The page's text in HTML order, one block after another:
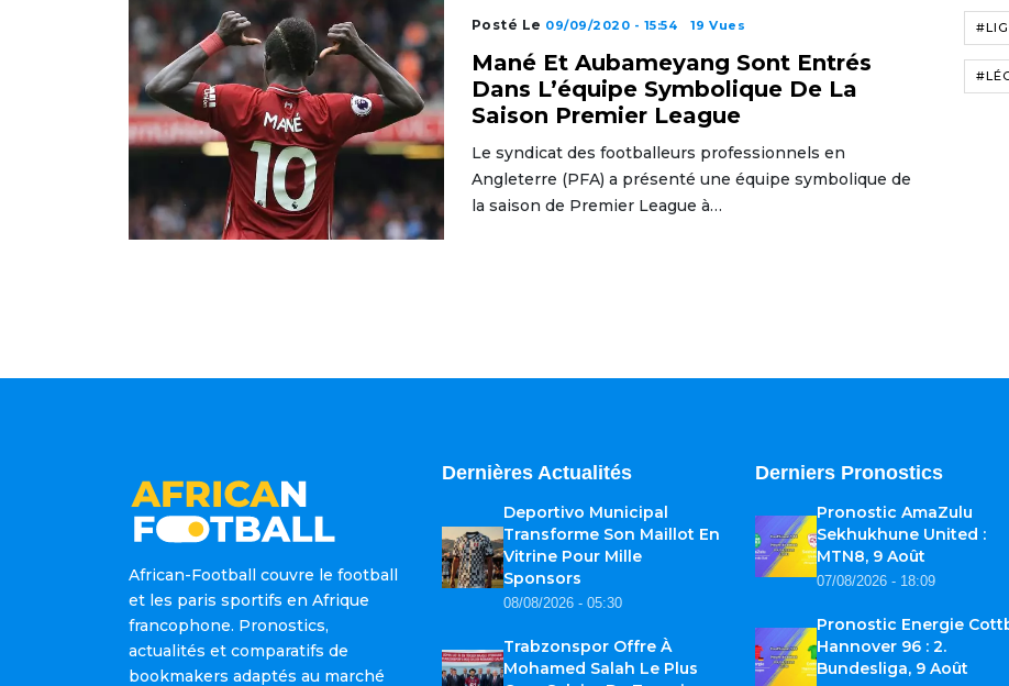
Posté Le 09/09/2020 - 15:54 19 Vues
Mané Et Aubameyang Sont Entrés
Dans L’équipe Symbolique De La
Saison Premier League
Le syndicat des footballeurs professionnels en
Angleterre (PFA) a présenté une équipe symbolique de
la saison de Premier League à…
African-Football couvre le football
et les paris sportifs en Afrique
francophone. Pronostics,
actualités et comparatifs de
bookmakers adaptés au marché
Dernières Actualités
Deportivo Municipal
Transforme Son Maillot En
Vitrine Pour Mille
Sponsors
08/08/2026 - 05:30
Trabzonspor Offre À
Mohamed Salah Le Plus
Derniers Pronostics
Pronostic AmaZulu
Sekhukhune United :
MTN8, 9 Août
07/08/2026 - 18:09
Pronostic Energie
Hannover 96 : 2.
Bundesliga, 9 Août